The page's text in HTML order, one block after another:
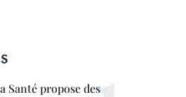
Santé propose des